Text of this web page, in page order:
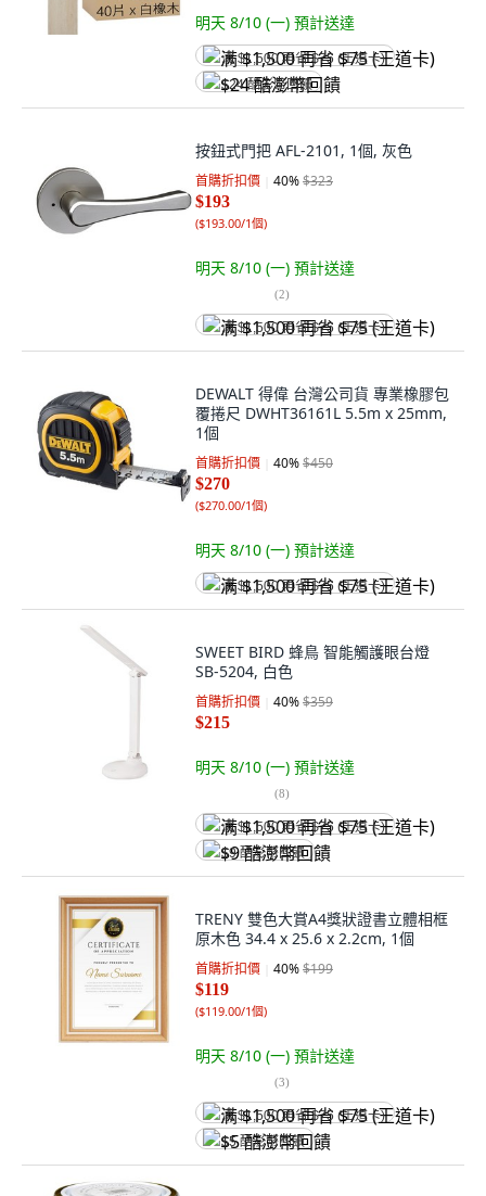
明天 8/10 (一) 預計送達
满 $1,500 再省 $75 (王道卡)
$24 酷澎幣回饋
按鈕式門把 AFL-2101, 1個, 灰色
首購折扣價 40%$323
$193
($193.00/1個)
明天 8/10 (一) 預計送達
(2)
满 $1,500 再省 $75 (王道卡)
DEWALT 得偉 台灣公司貨 專業橡膠包
覆捲尺 DWHT36161L 5.5m x 25mm,
1個
首購折扣價 40%$450
$270
($270.00/1個)
明天 8/10 (一) 預計送達
满 $1,500 再省 $75 (王道卡)
SWEET BIRD 蜂鳥 智能觸護眼台燈
SB-5204, 白色
首購折扣價 40%$359
$215
明天 8/10 (一) 預計送達
(8)
满 $1,500 再省 $75 (王道卡)
$9 酷澎幣回饋
TRENY 雙色大賞A4獎狀證書立體相框
原木色 34.4 x 25.6 x 2.2cm, 1個
首購折扣價 40%$199
$119
($119.00/1個)
明天 8/10 (一) 預計送達
(3)
满 $1,500 再省 $75 (王道卡)
$5 酷澎幣回饋